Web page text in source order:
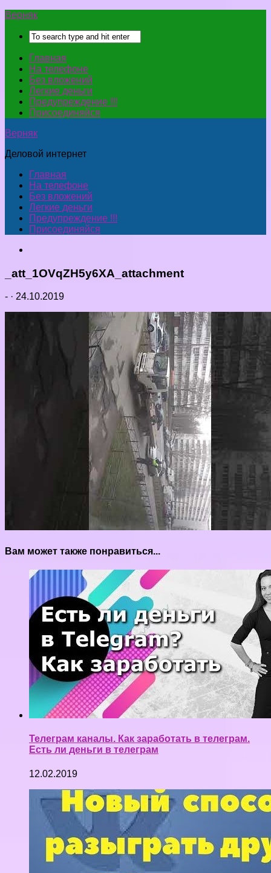
Верняк
Главная
На телефоне
Без вложений
Легкие деньги
Предупреждение !!!
Присоединяйся
Верняк
Деловой интернет
Главная
На телефоне
Без вложений
Легкие деньги
Предупреждение !!!
Присоединяйся
_att_1OVqZH5y6XA_attachment
- · 24.10.2019
Вам может также понравиться...
Телеграм каналы. Как заработать в телеграм.
Есть ли деньги в телеграм
12.02.2019